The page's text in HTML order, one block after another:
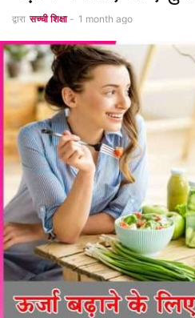
द्वारा सच्ची शिक्षा - 1 month ago